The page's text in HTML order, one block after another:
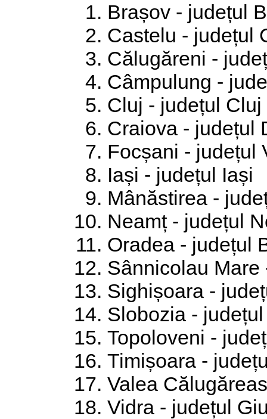
Brașov - județul
Castelu - județul
Călugăreni -
Câmpulung -
Cluj - județul Cluj
Craiova - județul
Focșani - județul
Iași - județul Iași
Mânăstirea -
Neamț - județul
Oradea - județul
Sânnicolau Mare
Sighișoara -
Slobozia -
Topoloveni -
Timișoara -
Valea
Vidra - județul